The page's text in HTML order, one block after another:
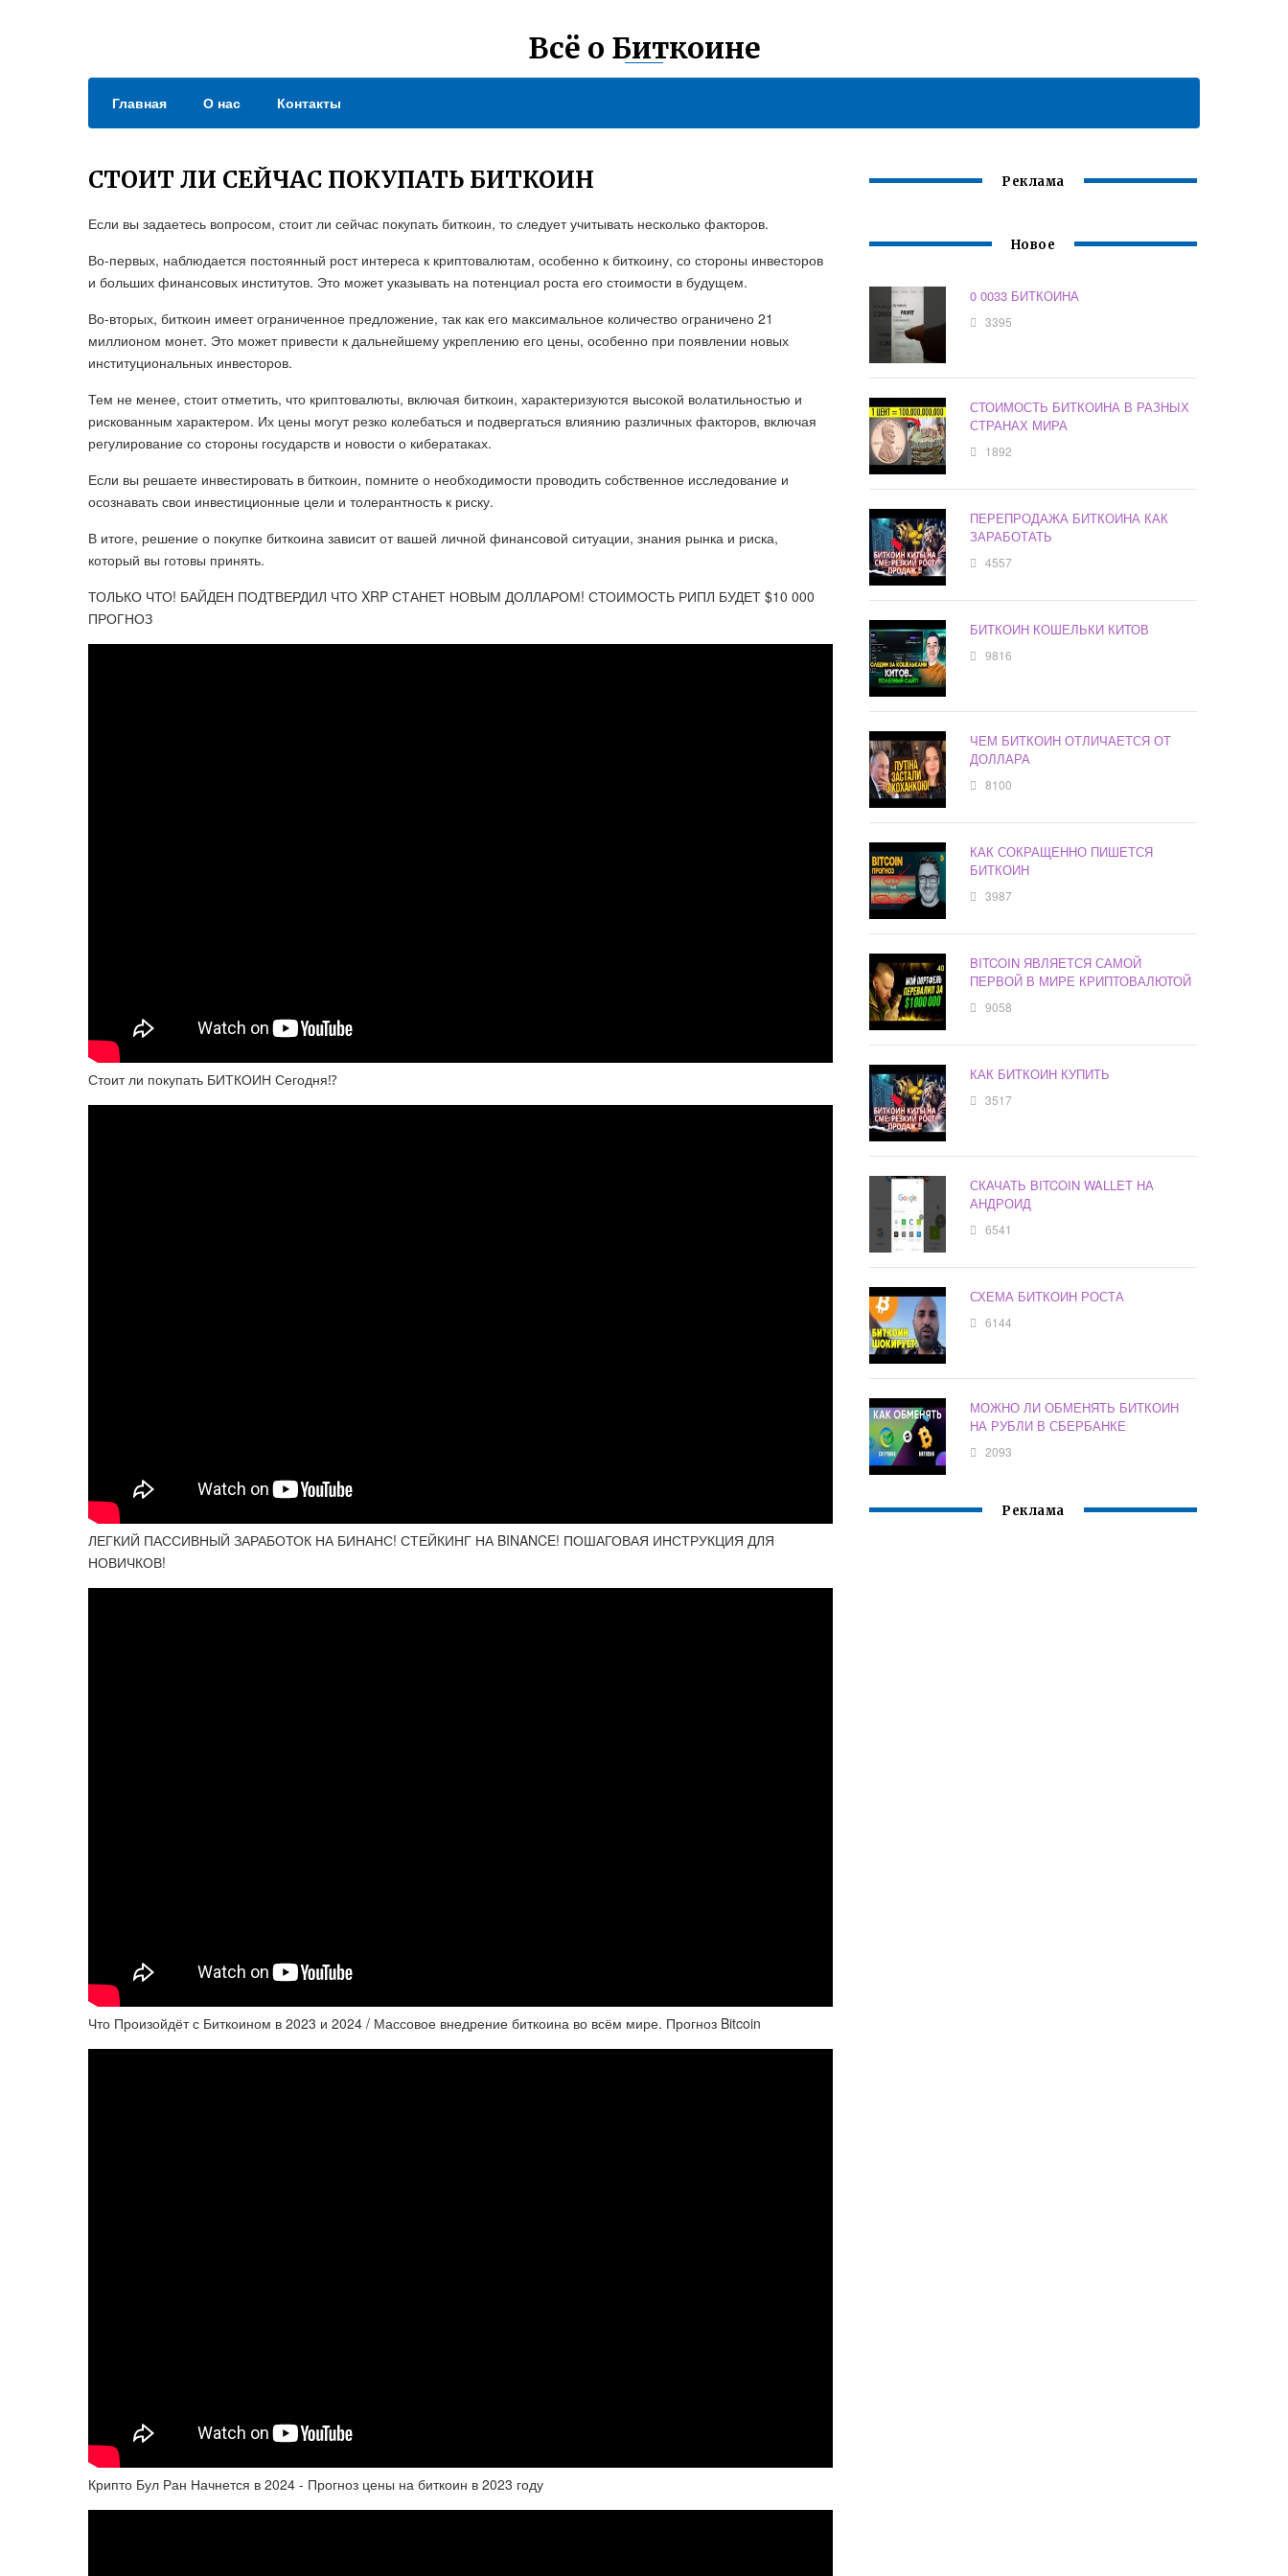
Всё о Биткоине
Главная О нас Контакты
СТОИТ ЛИ СЕЙЧАС ПОКУПАТЬ БИТКОИН
Если вы задаетесь вопросом, стоит ли сейчас покупать биткоин, то следует учитывать несколько факторов.
Во-первых, наблюдается постоянный рост интереса к криптовалютам, особенно к биткоину, со стороны инвесторов
и больших финансовых институтов. Это может указывать на потенциал роста его стоимости в будущем.
Во-вторых, биткоин имеет ограниченное предложение, так как его максимальное количество ограничено 21
миллионом монет. Это может привести к дальнейшему укреплению его цены, особенно при появлении новых
институциональных инвесторов.
Тем не менее, стоит отметить, что криптовалюты, включая биткоин, характеризуются высокой волатильностью и
рискованным характером. Их цены могут резко колебаться и подвергаться влиянию различных факторов, включая
регулирование со стороны государств и новости о кибератаках.
Если вы решаете инвестировать в биткоин, помните о необходимости проводить собственное исследование и
осознавать свои инвестиционные цели и толерантность к риску.
В итоге, решение о покупке биткоина зависит от вашей личной финансовой ситуации, знания рынка и риска,
который вы готовы принять.
ТОЛЬКО ЧТО! БАЙДЕН ПОДТВЕРДИЛ ЧТО XRP СТАНЕТ НОВЫМ ДОЛЛАРОМ! СТОИМОСТЬ РИПЛ БУДЕТ $10 000
ПРОГНОЗ
Стоит ли покупать БИТКОИН Сегодня⁉️
ЛЕГКИЙ ПАССИВНЫЙ ЗАРАБОТОК НА БИНАНС! СТЕЙКИНГ НА BINANCE! ПОШАГОВАЯ ИНСТРУКЦИЯ ДЛЯ
НОВИЧКОВ!
Что Произойдёт с Биткоином в 2023 и 2024 / Массовое внедрение биткоина во всём мире. Прогноз Bitcoin
Крипто Бул Ран Начнется в 2024 - Прогноз цены на биткоин в 2023 году
Реклама
Новое
0 0033 БИТКОИНА
3395
СТОИМОСТЬ БИТКОИНА В РАЗНЫХ
СТРАНАХ МИРА
1892
ПЕРЕПРОДАЖА БИТКОИНА КАК
ЗАРАБОТАТЬ
4557
БИТКОИН КОШЕЛЬКИ КИТОВ
9816
ЧЕМ БИТКОИН ОТЛИЧАЕТСЯ ОТ
ДОЛЛАРА
8100
КАК СОКРАЩЕННО ПИШЕТСЯ
БИТКОИН
3987
BITCOIN ЯВЛЯЕТСЯ САМОЙ
ПЕРВОЙ В МИРЕ КРИПТОВАЛЮТОЙ
9058
КАК БИТКОИН КУПИТЬ
3517
СКАЧАТЬ BITCOIN WALLET НА
АНДРОИД
6541
СХЕМА БИТКОИН РОСТА
6144
МОЖНО ЛИ ОБМЕНЯТЬ БИТКОИН
НА РУБЛИ В СБЕРБАНКЕ
2093
Реклама